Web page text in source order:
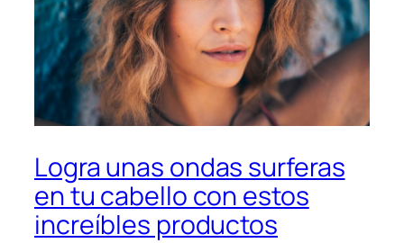
Logra unas ondas surferas
en tu cabello con estos
increíbles productos